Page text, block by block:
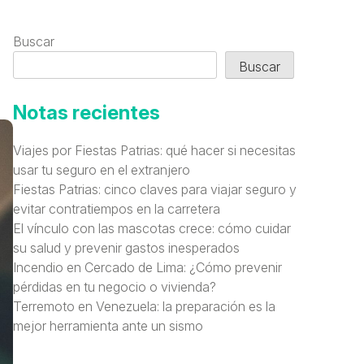
Buscar
Buscar
Notas recientes
Viajes por Fiestas Patrias: qué hacer si necesitas
usar tu seguro en el extranjero
Fiestas Patrias: cinco claves para viajar seguro y
evitar contratiempos en la carretera
El vínculo con las mascotas crece: cómo cuidar
su salud y prevenir gastos inesperados
Incendio en Cercado de Lima: ¿Cómo prevenir
pérdidas en tu negocio o vivienda?
Terremoto en Venezuela: la preparación es la
mejor herramienta ante un sismo